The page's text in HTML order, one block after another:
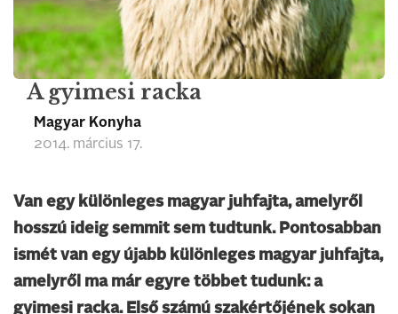
A gyimesi racka
Magyar Konyha
2014. március 17.
Van egy különleges magyar juhfajta, amelyről
hosszú ideig semmit sem tudtunk. Pontosabban
ismét van egy újabb különleges magyar juhfajta,
amelyről ma már egyre többet tudunk: a
gyimesi racka. Első számú szakértőjének sokan